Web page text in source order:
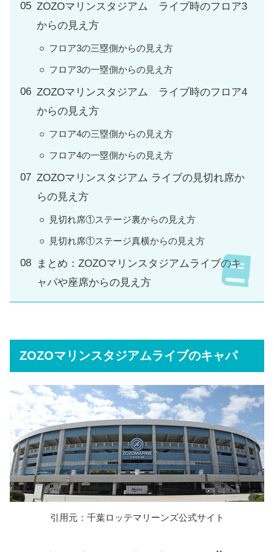
ZOZOマリンスタジアム ライブ時のフロア3
からの見え方
フロア3の三塁側からの見え方
フロア3の一塁側からの見え方
ZOZOマリンスタジアム ライブ時のフロア4
からの見え方
フロア4の三塁側からの見え方
フロア4の一塁側からの見え方
ZOZOマリンスタジアム ライブの見切れ席か
らの見え方
見切れ席①ステージ裏からの見え方
見切れ席①ステージ真横からの見え方
まとめ：ZOZOマリンスタジアムライブのキ
ャパや座席からの見え方
ZOZOマリンスタジアムライブのキャパ
引用元：千葉ロッテマリーンズ公式サイト